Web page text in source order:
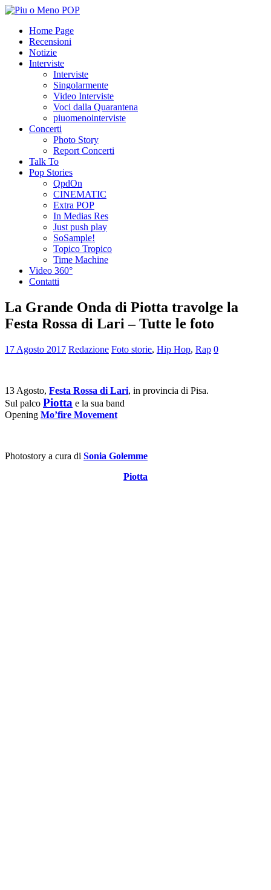
Home Page
Recensioni
Notizie
Interviste
Interviste
Singolarmente
Video Interviste
Voci dalla Quarantena
piuomenointerviste
Concerti
Photo Story
Report Concerti
Talk To
Pop Stories
QpdOn
CINEMATIC
Extra POP
In Medias Res
Just push play
SoSample!
Topico Tropico
Time Machine
Video 360°
Contatti
La Grande Onda di Piotta travolge la
Festa Rossa di Lari – Tutte le foto
17 Agosto 2017 Redazione Foto storie, Hip Hop, Rap 0
13 Agosto, Festa Rossa di Lari, in provincia di Pisa.
Sul palco Piotta e la sua band
Opening Mo’fire Movement
Photostory a cura di Sonia Golemme
Piotta